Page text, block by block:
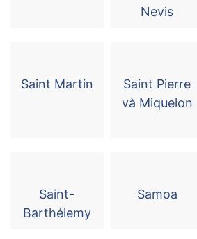
Nevis
Saint Martin
Saint Pierre
và Miquelon
Saint-
Barthélemy
Samoa